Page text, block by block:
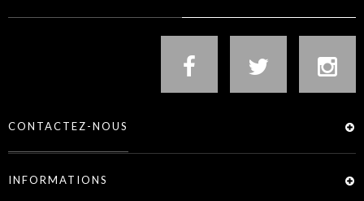
CONTACTEZ-NOUS
INFORMATIONS